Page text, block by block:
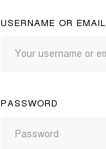
USERNAME OR EMAIL
PASSWORD